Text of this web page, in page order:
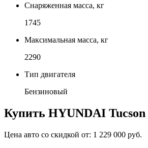
Снаряженная масса, кг
1745
Максимальная масса, кг
2290
Тип двигателя
Бензиновый
Купить HYUNDAI Tucson
Цена авто со скидкой от: 1 229 000 руб.